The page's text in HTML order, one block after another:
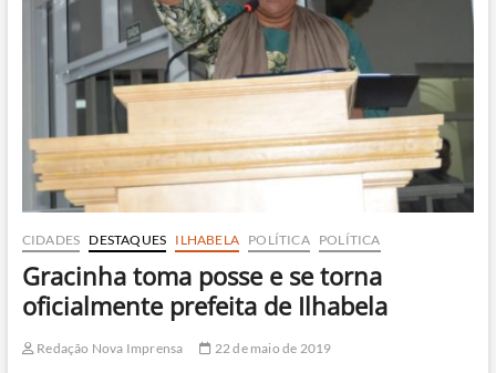
CIDADES DESTAQUES ILHABELA POLÍTICA POLÍTICA
Gracinha toma posse e se torna
oficialmente prefeita de Ilhabela
Redação Nova Imprensa
22 de maio de 2019